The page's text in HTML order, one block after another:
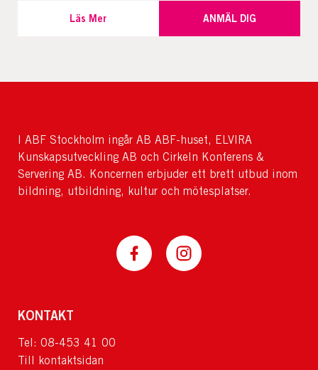
Läs Mer ANMÄL DIG
I ABF Stockholm ingår AB ABF-huset, ELVIRA
Kunskapsutveckling AB och Cirkeln Konferens &
Servering AB. Koncernen erbjuder ett brett utbud inom
bildning, utbildning, kultur och mötesplatser.
KONTAKT
Tel: 08-453 41 00
Till kontaktsidan